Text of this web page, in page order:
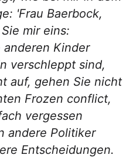
'Frau Baerbock,
mir eins:
anderen Kinder
verschleppt sind,
auf, gehen Sie nicht
Frozen conflict,
vergessen
andere Politiker
Entscheidungen.